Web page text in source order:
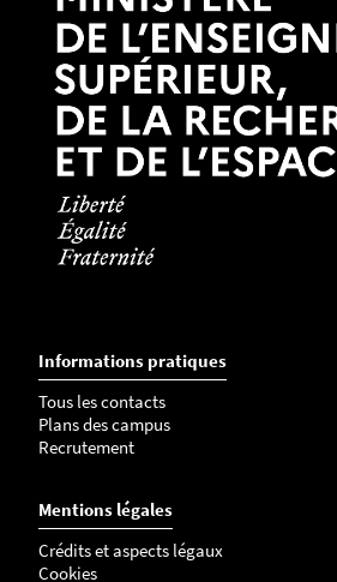
Informations pratiques
Tous les contacts
Plans des campus
Recrutement
Mentions légales
Crédits et aspects légaux
Cookies